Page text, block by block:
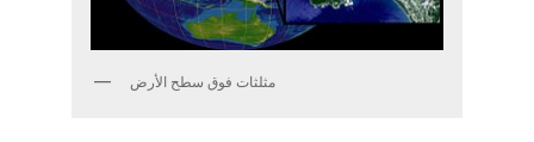
مثلثات فوق سطح الأرض